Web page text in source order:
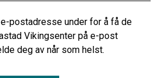
postadresse under for å få de
Vikingsenter på e-post
deg av når som helst.